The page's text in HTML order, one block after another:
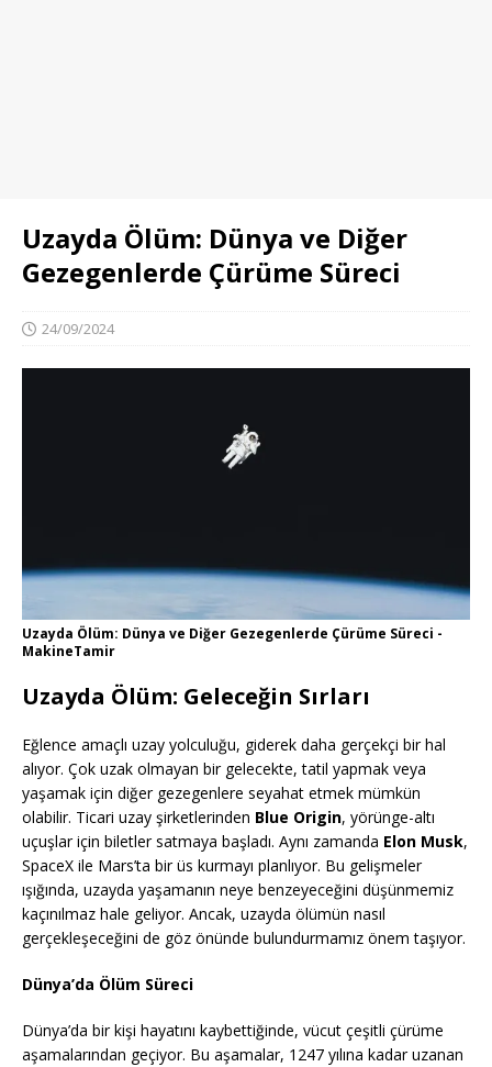
Uzayda Ölüm: Dünya ve Diğer
Gezegenlerde Çürüme Süreci
24/09/2024
Uzayda Ölüm: Dünya ve Diğer Gezegenlerde Çürüme Süreci -
MakineTamir
Uzayda Ölüm: Geleceğin Sırları
Eğlence amaçlı uzay yolculuğu, giderek daha gerçekçi bir hal
alıyor. Çok uzak olmayan bir gelecekte, tatil yapmak veya
yaşamak için diğer gezegenlere seyahat etmek mümkün
olabilir. Ticari uzay şirketlerinden Blue Origin, yörünge-altı
uçuşlar için biletler satmaya başladı. Aynı zamanda Elon Musk,
SpaceX ile Mars’ta bir üs kurmayı planlıyor. Bu gelişmeler
ışığında, uzayda yaşamanın neye benzeyeceğini düşünmemiz
kaçınılmaz hale geliyor. Ancak, uzayda ölümün nasıl
gerçekleşeceğini de göz önünde bulundurmamız önem taşıyor.
Dünya’da Ölüm Süreci
Dünya’da bir kişi hayatını kaybettiğinde, vücut çeşitli çürüme
aşamalarından geçiyor. Bu aşamalar, 1247 yılına kadar uzanan